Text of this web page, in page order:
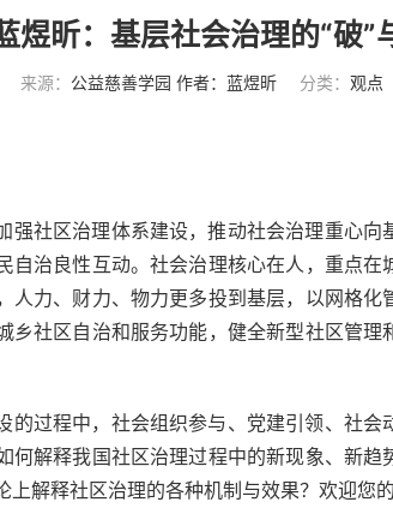
煜昕：基层社会治理的“破
来源： 公益慈善学园 作者：蓝煜昕 分类： 观点
强社区治理体系建设，推动社会治理重心
自治良性互动。社会治理核心在人，重点
人力、财力、物力更多投到基层，以网格
乡社区自治和服务功能，健全新型社区管
的过程中，社会组织参与、党建引领、社
何解释我国社区治理过程中的新现象、新
解释社区治理的各种机制与效果？欢迎您的